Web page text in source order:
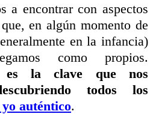
a encontrar con aspectos
en algún momento de
en la infancia)
como propios.
es la clave que nos
todos los
auténtico.